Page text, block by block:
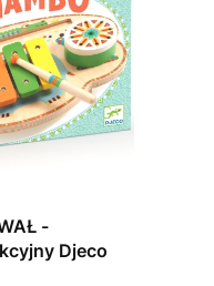
-
Djeco